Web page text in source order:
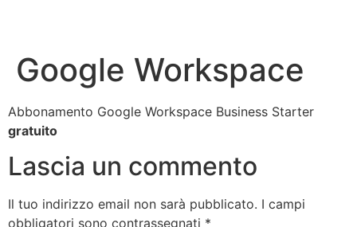
Google Workspace
Abbonamento Google Workspace Business Starter
gratuito
Lascia un commento
Il tuo indirizzo email non sarà pubblicato. I campi
obbligatori sono contrassegnati *